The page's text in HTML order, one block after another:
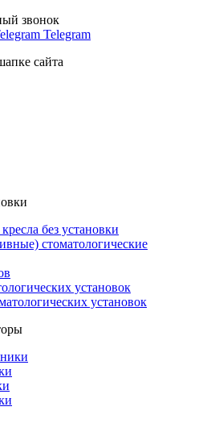
звонок
Telegram
сайта
без установки
стоматологические
установок
установок